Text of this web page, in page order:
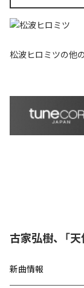
松波ヒロミツの他
古家弘樹、「
新曲情報